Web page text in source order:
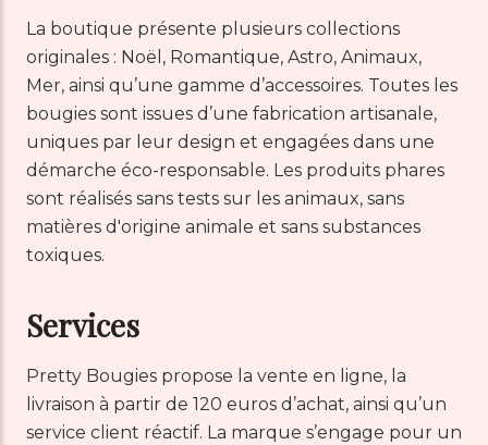
La boutique présente plusieurs collections
originales : Noël, Romantique, Astro, Animaux,
Mer, ainsi qu’une gamme d’accessoires. Toutes les
bougies sont issues d’une fabrication artisanale,
uniques par leur design et engagées dans une
démarche éco-responsable. Les produits phares
sont réalisés sans tests sur les animaux, sans
matières d'origine animale et sans substances
toxiques.
Services
Pretty Bougies propose la vente en ligne, la
livraison à partir de 120 euros d’achat, ainsi qu’un
service client réactif. La marque s’engage pour un